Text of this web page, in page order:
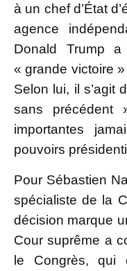
à un chef d’État
agence
Donald Trump a
« grande victoire
Selon lui, il s’agit
sans
importantes
pouvoirs
Pour Sébastien
spécialiste de la
décision marque
Cour suprême a
le Congrès, qui